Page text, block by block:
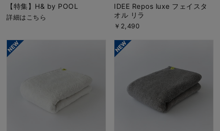
【特集】H& by POOL
詳細はこちら
IDEE Repos luxe フェイスタ
オル リラ
￥2,490